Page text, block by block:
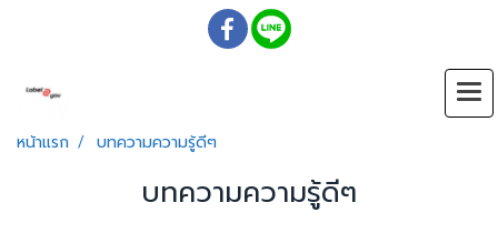
หน้าแรก บทความความรู้ดีๆ
บทความความรู้ดีๆ